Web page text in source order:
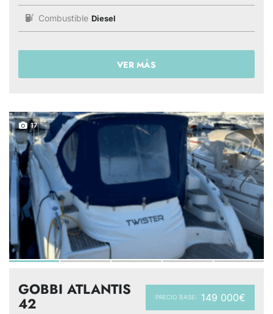
Combustible Diesel
VER MÁS
17
PRECIO BASE: 149 000€
GOBBI ATLANTIS
42